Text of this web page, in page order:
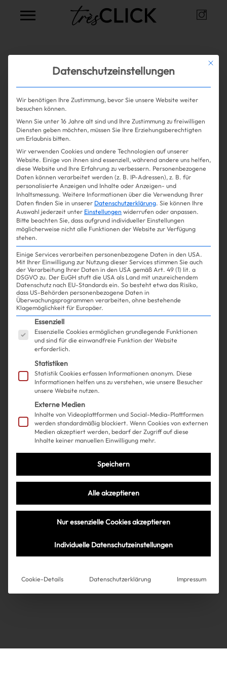
Shopping
Gossip
Experience
Win Win
Über uns Kooperationen
AGB
Alle Artikel zum ThemaPilates
Experience Life Shopping| 17.06.2025
Diese eine Pilates-Pose ist
besser für deine Hüfte als 2
Stunden Massage
Mehr lesen
Über uns
Kooperationen
Instagram
Très Click
Impressum
AGB
Mit
Datenschutzeinstellungen
Wir benötigen Ihre Zustimmung, bevor Sie unsere Website weiter
besuchen können.
Wenn Sie unter 16 Jahre alt sind und Ihre Zustimmung zu freiwilligen
Diensten geben möchten, müssen Sie Ihre Erziehungsberechtigten
um Erlaubnis bitten.
Wir verwenden Cookies und andere Technologien auf unserer
Website. Einige von ihnen sind essenziell, während andere uns helfen,
diese Website und Ihre Erfahrung zu verbessern. Personenbezogene
Daten können verarbeitet werden (z. B. IP-Adressen), z. B. für
personalisierte Anzeigen und Inhalte oder Anzeigen- und
Inhaltsmessung. Weitere Informationen über die Verwendung Ihrer
Daten finden Sie in unserer Datenschutzerklärung. Sie können Ihre
Auswahl jederzeit unter Einstellungen widerrufen oder anpassen.
Bitte beachten Sie, dass aufgrund individueller Einstellungen
möglicherweise nicht alle Funktionen der Website zur Verfügung
stehen.
Einige Services verarbeiten personenbezogene Daten in den USA.
Mit Ihrer Einwilligung zur Nutzung dieser Services stimmen Sie auch
der Verarbeitung Ihrer Daten in den USA gemäß Art. 49 (1) lit. a
DSGVO zu. Der EuGH stuft die USA als Land mit unzureichendem
Datenschutz nach EU-Standards ein. So besteht etwa das Risiko,
dass US-Behörden personenbezogene Daten in
Überwachungsprogrammen verarbeiten, ohne bestehende
Klagemöglichkeit für Europäer.
Es folgt eine Liste der Service-Gruppen, für die
Essenziell
Essenzielle Cookies ermöglichen grundlegende Funktionen
und sind für die einwandfreie Funktion der Website
erforderlich.
Statistiken
Statistik Cookies erfassen Informationen anonym. Diese
Informationen helfen uns zu verstehen, wie unsere Besucher
unsere Website nutzen.
Externe Medien
Inhalte von Videoplattformen und Social-Media-Plattformen
werden standardmäßig blockiert. Wenn Cookies von externen
Medien akzeptiert werden, bedarf der Zugriff auf diese
Inhalte keiner manuellen Einwilligung mehr.
Speichern
Alle akzeptieren
Nur essenzielle Cookies akzeptieren
Individuelle Datenschutzeinstellungen
Cookie-Details Datenschutzerklärung Impressum